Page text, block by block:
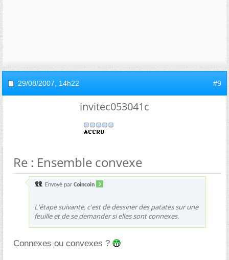
29/08/2007, 14h22 #9
invitec053041c
Re : Ensemble convexe
Envoyé par Coincoin
L'étape suivante, c'est de dessiner des patates sur une
feuille et de se demander si elles sont connexes.
Connexes ou convexes ?